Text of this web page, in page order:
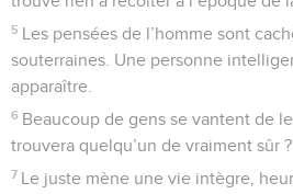
5 Les pensées de l’homme sont
souterraines. Une personne
apparaître.
6 Beaucoup de gens se vantent de
trouvera quelqu’un de vraiment sûr ?
7 Le juste mène une vie intègre,